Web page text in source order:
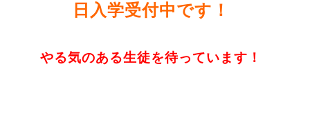
日入学受付中です！
やる気のある生徒を待っています！